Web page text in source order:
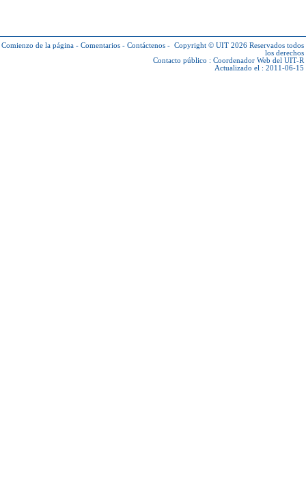
Comienzo de la página - Comentarios - Contáctenos - Copyright © UIT 2026 Reservados todos
los derechos
Contacto público : Coordenador Web del UIT-R
Actualizado el : 2011-06-15